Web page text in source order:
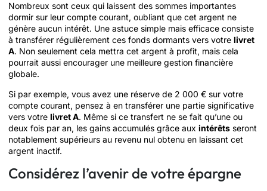
Nombreux sont ceux qui laissent des sommes importantes
dormir sur leur compte courant, oubliant que cet argent ne
génère aucun intérêt. Une astuce simple mais efficace consiste
à transférer régulièrement ces fonds dormants vers votre livret
A. Non seulement cela mettra cet argent à profit, mais cela
pourrait aussi encourager une meilleure gestion financière
globale.
Si par exemple, vous avez une réserve de 2 000 € sur votre
compte courant, pensez à en transférer une partie significative
vers votre livret A. Même si ce transfert ne se fait qu’une ou
deux fois par an, les gains accumulés grâce aux intérêts seront
notablement supérieurs au revenu nul obtenu en laissant cet
argent inactif.
Considérez l’avenir de votre épargne